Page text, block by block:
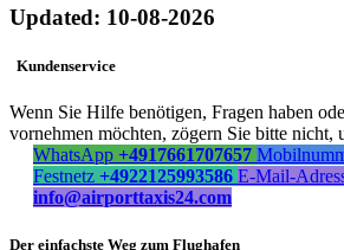
Updated: 10-08-2026
Kundenservice
Wenn Sie Hilfe benötigen, Fragen haben
vornehmen möchten, zögern Sie bitte nicht,
WhatsApp +4917661707657
Festnetz +4922125993586 E-Mail-
info@airporttaxis24.com
Der einfachste Weg zum Flughafen